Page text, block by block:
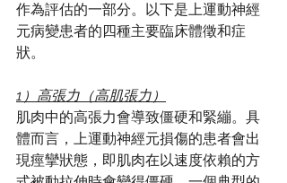
作為評估的一部分。以下是上運動神經
元病變患者的四種主要臨床體徵和症
狀。
1）高張力（高肌張力）
肌肉中的高張力會導致僵硬和緊繃。具
體而言，上運動神經元損傷的患者會出
現痙攣狀態，即肌肉在以速度依賴的方